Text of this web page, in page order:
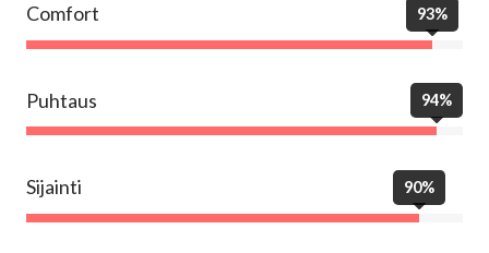
Comfort 93%
Puhtaus 94%
Sijainti 90%